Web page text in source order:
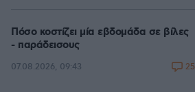
Πόσο κοστίζει μία εβδομάδα σε βίλες
- παράδεισους
07.08.2026, 09:43 25